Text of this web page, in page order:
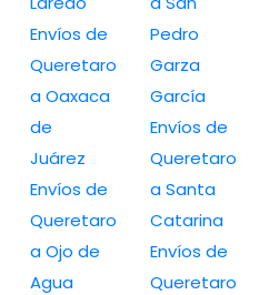
Envíos de
Queretaro
a Oaxaca
de
Juárez
Envíos de
Queretaro
a Ojo de
Agua
Pedro
Garza
García
Envíos de
Queretaro
a Santa
Catarina
Envíos de
Queretaro